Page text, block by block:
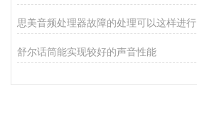
思美音频处理器故障的处理可以这样进行
舒尔话筒能实现较好的声音性能